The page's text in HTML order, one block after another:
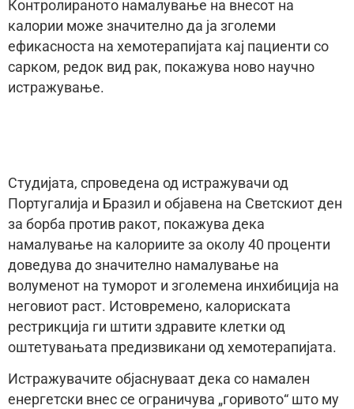
Контролираното намалување на внесот на
калории може значително да ја зголеми
ефикасноста на хемотерапијата кај пациенти со
сарком, редок вид рак, покажува ново научно
истражување.
Студијата, спроведена од истражувачи од
Португалија и Бразил и објавена на Светскиот ден
за борба против ракот, покажува дека
намалување на калориите за околу 40 проценти
доведува до значително намалување на
волуменот на туморот и зголемена инхибиција на
неговиот раст. Истовремено, калориската
рестрикција ги штити здравите клетки од
оштетувањата предизвикани од хемотерапијата.
Истражувачите објаснуваат дека со намален
енергетски внес се ограничува „горивото“ што му